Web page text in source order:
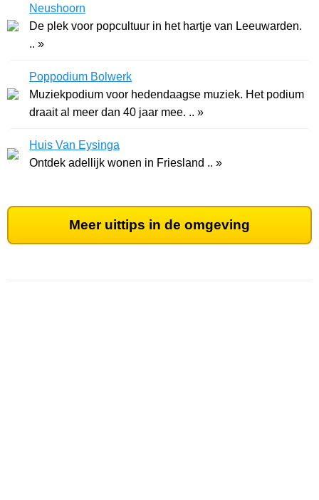
Neushoorn
De plek voor popcultuur in het hartje van Leeuwarden.
.. »
Poppodium Bolwerk
Muziekpodium voor hedendaagse muziek. Het podium
draait al meer dan 40 jaar mee. .. »
Huis Van Eysinga
Ontdek adellijk wonen in Friesland .. »
Meer uittips in de omgeving